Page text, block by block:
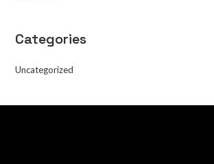
Categories
Uncategorized